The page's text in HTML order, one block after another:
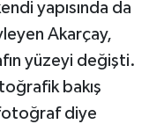
yapısında da
Akarçay,
yüzeyi değişti.
bakış
diye